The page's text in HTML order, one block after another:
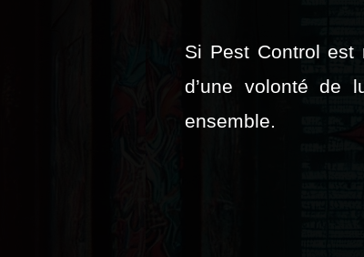
Si Pest Control est
d’une volonté de
ensemble.